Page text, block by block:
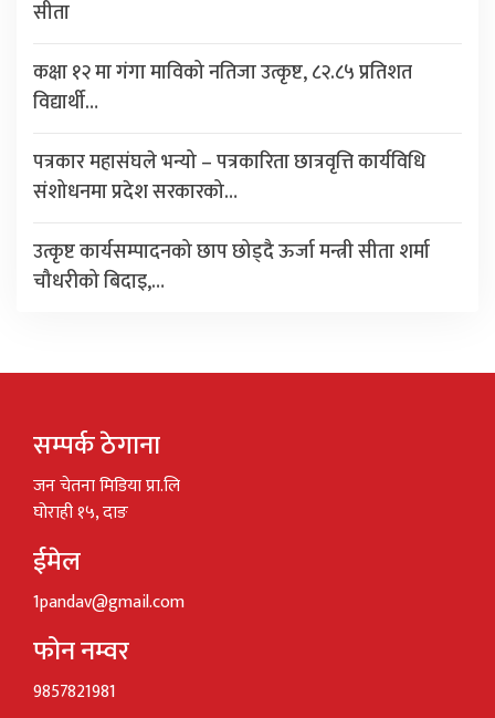
सीता
कक्षा १२ मा गंगा माविको नतिजा उत्कृष्ट, ८२.८५ प्रतिशत
विद्यार्थी…
पत्रकार महासंघले भन्यो – पत्रकारिता छात्रवृत्ति कार्यविधि
संशोधनमा प्रदेश सरकारको…
उत्कृष्ट कार्यसम्पादनको छाप छोड्दै ऊर्जा मन्त्री सीता शर्मा
चौधरीको बिदाइ,…
सम्पर्क ठेगाना
जन चेतना मिडिया प्रा.लि
घोराही १५, दाङ
ईमेल
1pandav@gmail.com
फोन नम्वर
9857821981